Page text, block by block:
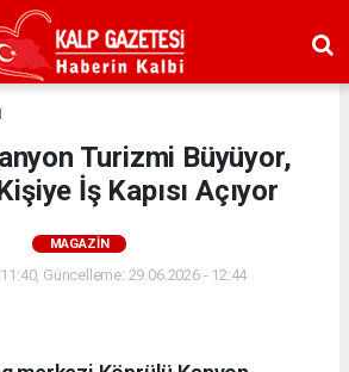
Turizmi Büyüyor,
İş Kapısı Açıyor
MAGAZİN
Güncelleme: 29.06.2026 - 12:44